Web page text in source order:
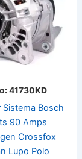
41730KD
Bosch
90 Amps
Crossfox
Lupo Polo